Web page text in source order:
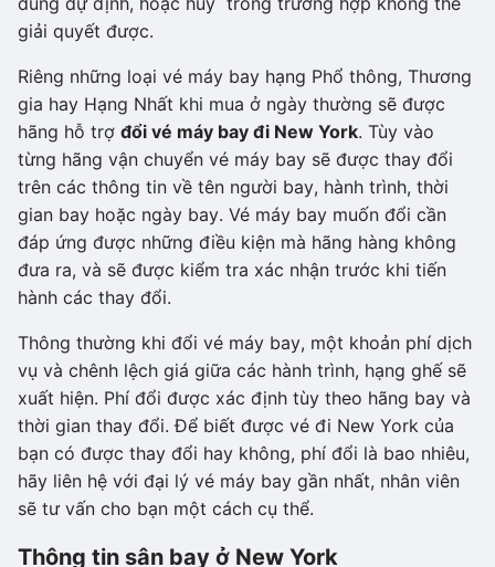
giải quyết được.
Riêng những loại vé máy bay hạng Phổ thông, Thương
gia hay Hạng Nhất khi mua ở ngày thường sẽ được
hãng hỗ trợ đổi vé máy bay đi New York. Tùy vào
từng hãng vận chuyển vé máy bay sẽ được thay đổi
trên các thông tin về tên người bay, hành trình, thời
gian bay hoặc ngày bay. Vé máy bay muốn đổi cần
đáp ứng được những điều kiện mà hãng hàng không
đưa ra, và sẽ được kiểm tra xác nhận trước khi tiến
hành các thay đổi.
Thông thường khi đổi vé máy bay, một khoản phí dịch
vụ và chênh lệch giá giữa các hành trình, hạng ghế sẽ
xuất hiện. Phí đổi được xác định tùy theo hãng bay và
thời gian thay đổi. Để biết được vé đi New York của
bạn có được thay đổi hay không, phí đổi là bao nhiêu,
hãy liên hệ với đại lý vé máy bay gần nhất, nhân viên
sẽ tư vấn cho bạn một cách cụ thể.
Thông tin sân bay ở New York